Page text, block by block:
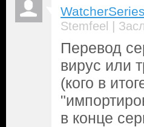
WatcherSeries
Stemfeel |
Перевод
вирус или
(кого в
в конце